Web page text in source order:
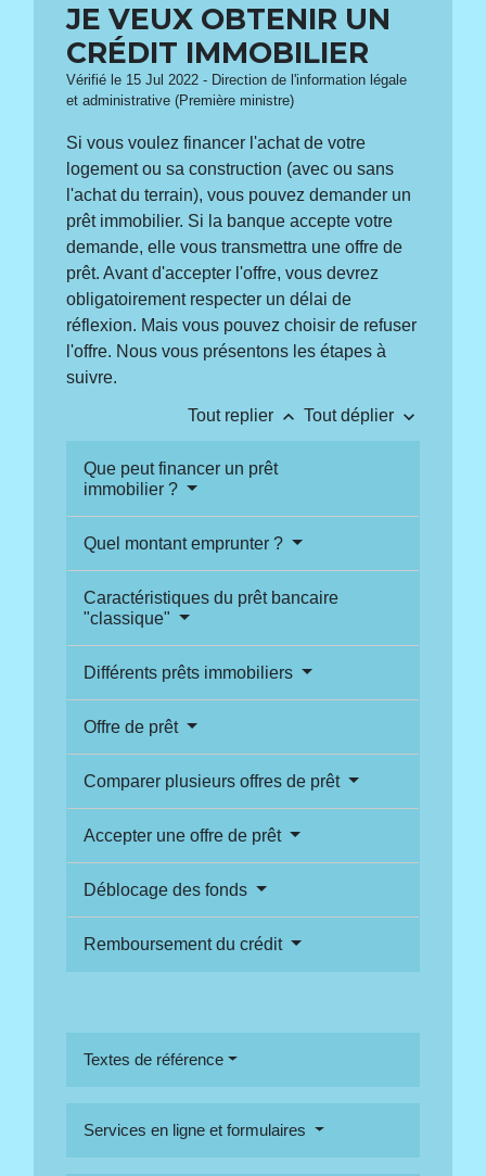
JE VEUX OBTENIR UN
CRÉDIT IMMOBILIER
Vérifié le 15 Jul 2022 - Direction de l'information légale
et administrative (Première ministre)
Si vous voulez financer l'achat de votre
logement ou sa construction (avec ou sans
l'achat du terrain), vous pouvez demander un
prêt immobilier. Si la banque accepte votre
demande, elle vous transmettra une offre de
prêt. Avant d'accepter l'offre, vous devrez
obligatoirement respecter un délai de
réflexion. Mais vous pouvez choisir de refuser
l'offre. Nous vous présentons les étapes à
suivre.
Tout replier keyboard_arrow_up Tout déplier keyboard_arrow_down
Que peut financer un prêt
immobilier ?
Quel montant emprunter ?
Caractéristiques du prêt bancaire
"classique"
Différents prêts immobiliers
Offre de prêt
Comparer plusieurs offres de prêt
Accepter une offre de prêt
Déblocage des fonds
Remboursement du crédit
Textes de référence
Services en ligne et formulaires